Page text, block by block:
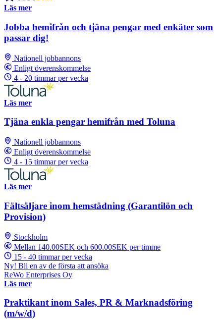
Läs mer
Jobba hemifrån och tjäna pengar med enkäter som
passar dig!
Nationell jobbannons
Enligt överenskommelse
4 - 20 timmar per vecka
Läs mer
Tjäna enkla pengar hemifrån med Toluna
Nationell jobbannons
Enligt överenskommelse
4 - 15 timmar per vecka
Läs mer
Fältsäljare inom hemstädning (Garantilön och
Provision)
Stockholm
Mellan 140.00SEK och 600.00SEK per timme
15 - 40 timmar per vecka
Ny! Bli en av de första att ansöka
ReWo Enterprises Oy
Läs mer
Praktikant inom Sales, PR & Marknadsföring
(m/w/d)